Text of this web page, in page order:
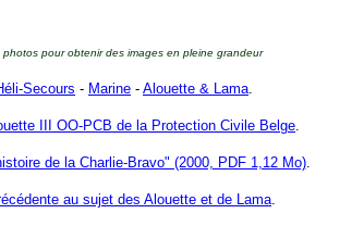
photos pour obtenir des images en pleine grandeur
Secours - Marine - Alouette & Lama
III OO-PCB de la Protection Civile Belge
de la Charlie-Bravo" (2000, PDF 1,12 Mo).
au sujet des Alouette et de Lama